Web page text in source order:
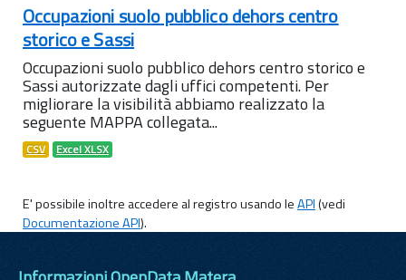
Occupazioni suolo pubblico dehors centro
storico e Sassi
Occupazioni suolo pubblico dehors centro storico e
Sassi autorizzate dagli uffici competenti. Per
migliorare la visibilità abbiamo realizzato la
seguente MAPPA collegata...
CSV Excel XLSX
E' possibile inoltre accedere al registro usando leAPI(vedi
Documentazione API).